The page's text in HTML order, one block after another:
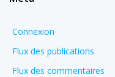
Connexion
Flux des publications
Flux des commentaires